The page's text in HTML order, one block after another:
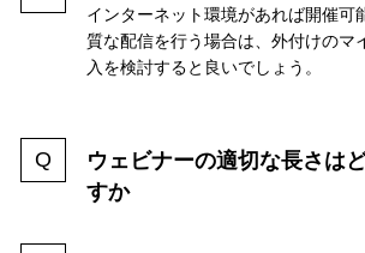
インターネット環境があれば開催可
質な配信を行う場合は、外付けのマ
入を検討すると良いでしょう。
ウェビナーの適切な長さは
すか